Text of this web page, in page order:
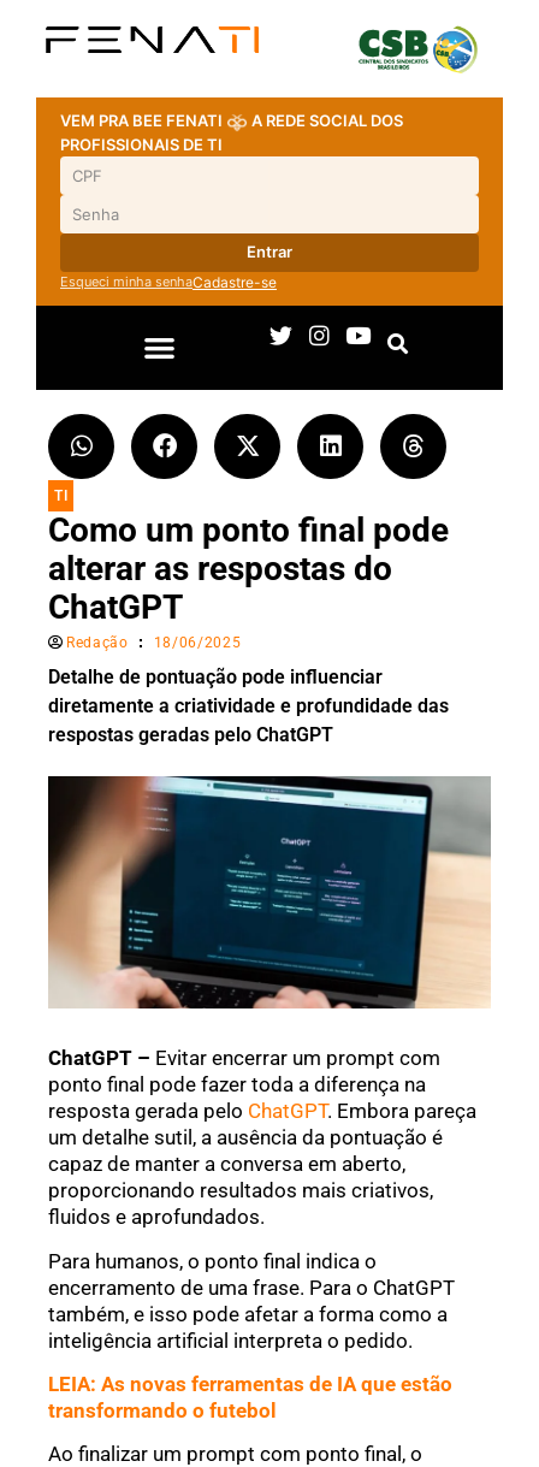
VEM PRA BEE FENATI
A REDE SOCIAL DOS
PROFISSIONAIS DE TI
Entrar
Esqueci minha senhaCadastre-se
TI
Como um ponto final pode
alterar as respostas do
ChatGPT
Redação 18/06/2025
Detalhe de pontuação pode influenciar
diretamente a criatividade e profundidade das
respostas geradas pelo ChatGPT
ChatGPT – Evitar encerrar um prompt com
ponto final pode fazer toda a diferença na
resposta gerada pelo ChatGPT. Embora pareça
um detalhe sutil, a ausência da pontuação é
capaz de manter a conversa em aberto,
proporcionando resultados mais criativos,
fluidos e aprofundados.
Para humanos, o ponto final indica o
encerramento de uma frase. Para o ChatGPT
também, e isso pode afetar a forma como a
inteligência artificial interpreta o pedido.
LEIA: As novas ferramentas de IA que estão
transformando o futebol
Ao finalizar um prompt com ponto final, o